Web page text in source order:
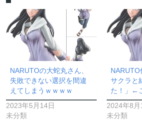
NARUTOの大蛇丸さん、
失敗できない選択を間違
えてしまうｗｗｗｗ
2023年5月14日
未分類
NARUTO
サクラと
た！」←
2024年8月
未分類